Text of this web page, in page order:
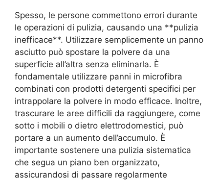
Spesso, le persone commettono errori durante
le operazioni di pulizia, causando una **pulizia
inefficace**. Utilizzare semplicemente un panno
asciutto può spostare la polvere da una
superficie all’altra senza eliminarla. È
fondamentale utilizzare panni in microfibra
combinati con prodotti detergenti specifici per
intrappolare la polvere in modo efficace. Inoltre,
trascurare le aree difficili da raggiungere, come
sotto i mobili o dietro elettrodomestici, può
portare a un aumento dell’accumulo. È
importante sostenere una pulizia sistematica
che segua un piano ben organizzato,
assicurandosi di passare regolarmente